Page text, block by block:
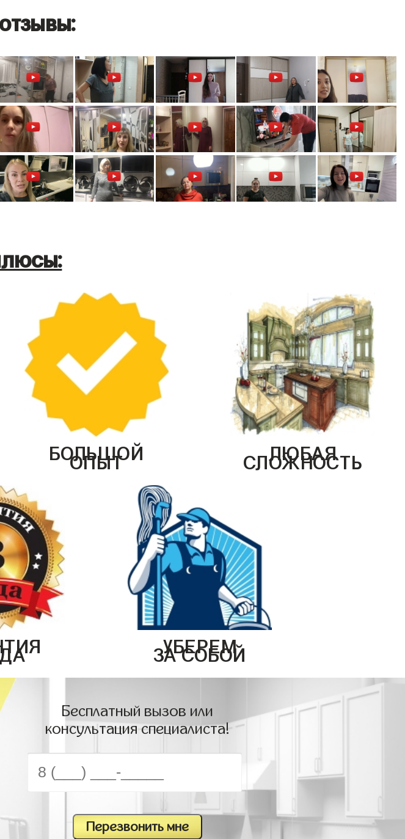
БОЛЬШОЙ
ОПЫТ ЛЮБАЯ
СЛОЖНОСТЬ
УБЕРЕМ
ЗА СОБОЙ
Бесплатный вызов или
консультация специалиста!